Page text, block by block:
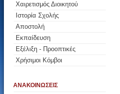
Χαιρετισμός Διοικητού
Ιστορία Σχολής
Αποστολή
Εκπαίδευση
Εξέλιξη - Προοπτικές
Χρήσιμοι Κόμβοι
ΑΝΑΚΟΙΝΩΣΕΙΣ